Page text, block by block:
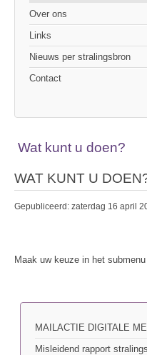
Over ons
Links
Nieuws per stralingsbron
Contact
Wat kunt u doen?
WAT KUNT U
Gepubliceerd: zaterdag 16 april
Maak uw keuze in het
MAILACTIE DIGITALE
Misleidend rapport